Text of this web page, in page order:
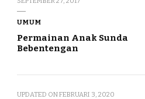
UMUM
Permainan Anak Sunda
Bebentengan
UPDATED ONFEBRUARI 3, 2020